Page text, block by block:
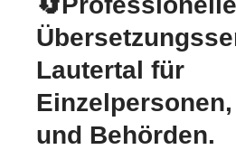
Lautertal für
und Behörden.